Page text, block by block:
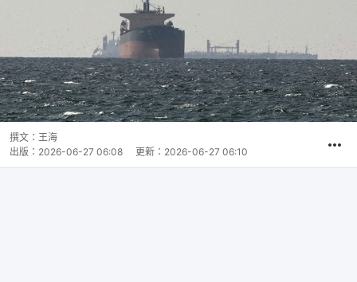
撰文： 王海
出版： 2026-06-27 06:08 更新： 2026-06-27 06:10